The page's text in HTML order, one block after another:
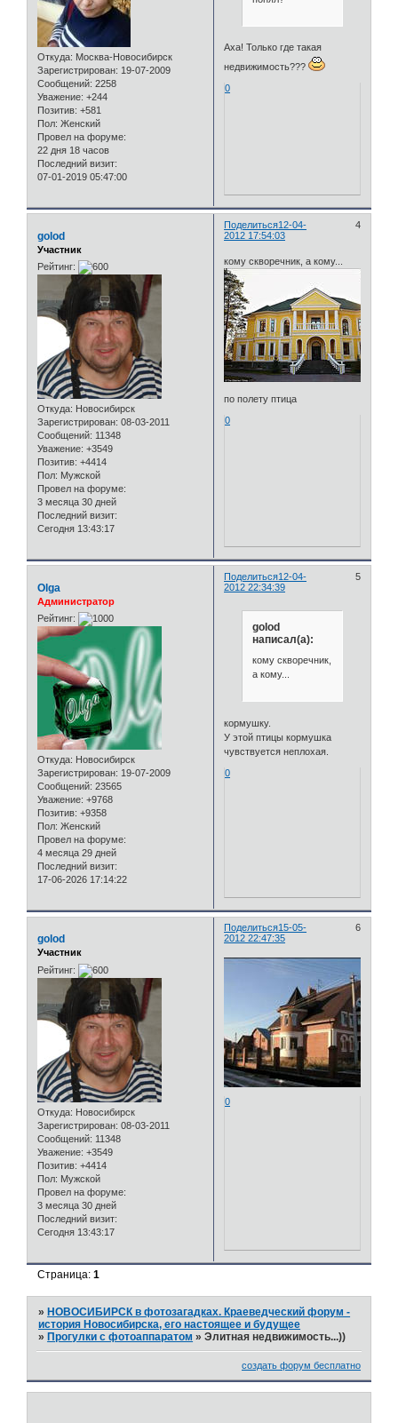
Откуда: Москва-Новосибирск
Зарегистрирован: 19-07-2009
Сообщений: 2258
Уважение: +244
Позитив: +581
Пол: Женский
Провел на форуме:
22 дня 18 часов
Последний визит:
07-01-2019 05:47:00
Аха! Только где такая
недвижимость???
0
Поделиться 4
12-04-
2012 17:54:03
golod
Участник
Рейтинг:
Откуда: Новосибирск
Зарегистрирован: 08-03-2011
Сообщений: 11348
Уважение: +3549
Позитив: +4414
Пол: Мужской
Провел на форуме:
3 месяца 30 дней
Последний визит:
Сегодня 13:43:17
кому скворечник, а кому...
по полету птица
0
Поделиться 5
12-04-
2012 22:34:39
Olga
Администратор
Рейтинг:
Откуда: Новосибирск
Зарегистрирован: 19-07-2009
Сообщений: 23565
Уважение: +9768
Позитив: +9358
Пол: Женский
Провел на форуме:
4 месяца 29 дней
Последний визит:
17-06-2026 17:14:22
golod
написал(а):
кому скворечник,
а кому...
кормушку.
У этой птицы кормушка
чувствуется неплохая.
0
Поделиться 6
15-05-
2012 22:47:35
golod
Участник
Рейтинг:
Откуда: Новосибирск
Зарегистрирован: 08-03-2011
Сообщений: 11348
Уважение: +3549
Позитив: +4414
Пол: Мужской
Провел на форуме:
3 месяца 30 дней
Последний визит:
Сегодня 13:43:17
0
Страница:1
» НОВОСИБИРСК в фотозагадках. Краеведческий форум -
история Новосибирска, его настоящее и будущее
» Прогулки с фотоаппаратом »Элитная недвижимость...))
создать форум бесплатно